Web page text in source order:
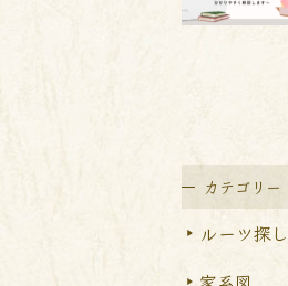
カテゴリー
ルーツ探し